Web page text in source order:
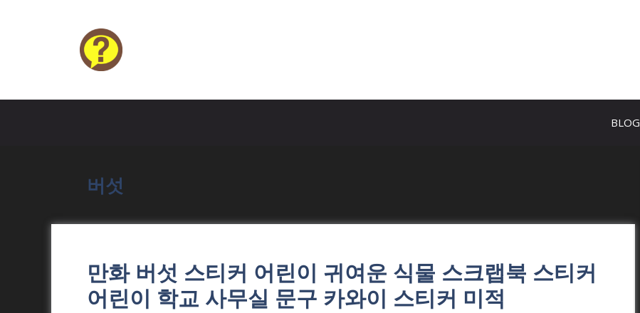
BLOG
버섯
만화 버섯 스티커 어린이 귀여운 식물 스크랩북 스티커
어린이 학교 사무실 문구 카와이 스티커 미적